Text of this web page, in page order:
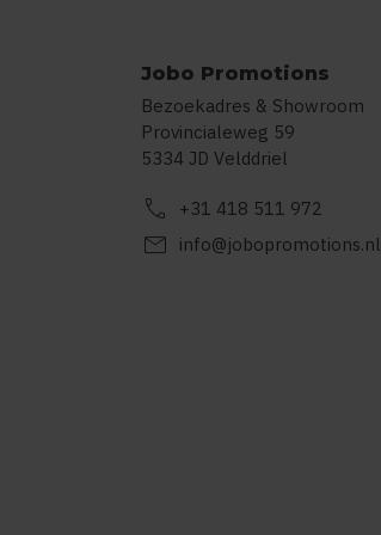
Jobo Promotions
Bezoekadres & Showroom
Provincialeweg 59
5334 JD Velddriel
call +31 418 511 972
mail info@jobopromotions.nl